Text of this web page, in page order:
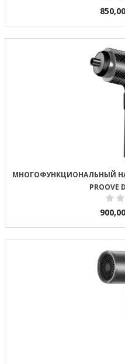
850,00
МНОГОФУНКЦИОНАЛЬНЫЙ
PROOVE
900,00